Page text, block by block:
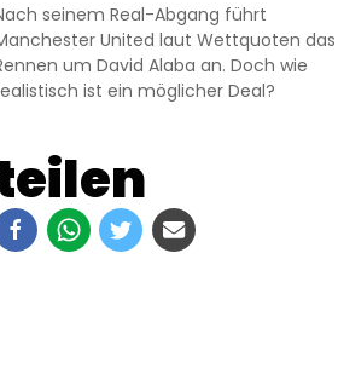
seinem Real-Abgang führt
United laut Wettquoten das
um David Alaba an. Doch wie
ist ein möglicher Deal?